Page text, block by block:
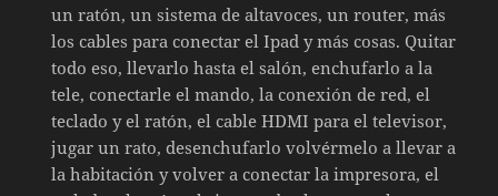
un ratón, un sistema de altavoces, un router, más
los cables para conectar el Ipad y más cosas. Quitar
todo eso, llevarlo hasta el salón, enchufarlo a la
tele, conectarle el mando, la conexión de red, el
teclado y el ratón, el cable HDMI para el televisor,
jugar un rato, desenchufarlo volvérmelo a llevar a
la habitación y volver a conectar la impresora, el